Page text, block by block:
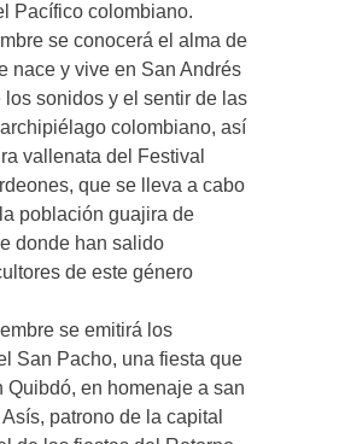
Pacífico colombiano.
se conocerá el alma de
nace y vive en San Andrés
los sonidos y el sentir de las
colombiano, así
vallenata del Festival
que se lleva a cabo
población guajira de
donde han salido
de este género
se emitirá los
San Pacho, una fiesta que
Quibdó, en homenaje a san
patrono de la capital